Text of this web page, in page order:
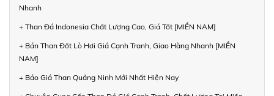
Nhanh
+ Than Đá Indonesia Chất Lượng Cao, Giá Tốt [MIỀN NAM]
+ Bán Than Đốt Lò Hơi Giá Cạnh Tranh, Giao Hàng Nhanh [MIỀN
NAM]
+ Báo Giá Than Quảng Ninh Mới Nhất Hiện Nay